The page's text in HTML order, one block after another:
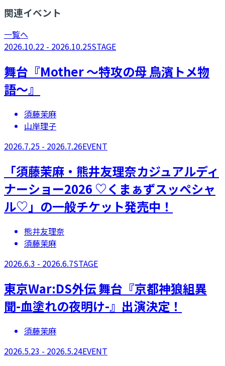
関連イベント
一覧へ
2026.10.22 - 2026.10.25STAGE
舞台『Mother ～特攻の母 鳥濱トメ物
語～』
須藤茉麻
山岸理子
2026.7.25 - 2026.7.26EVENT
「須藤茉麻・熊井友理奈カジュアルディ
ナーショー2026 ♡くまぁずスッペシャ
ル♡」の一般チケット発売中！
熊井友理奈
須藤茉麻
2026.6.3 - 2026.6.7STAGE
​東京War:DS外伝 舞台『京都神狼組異
聞-血塗れの夜明け-』出演決定！
須藤茉麻
2026.5.23 - 2026.5.24EVENT